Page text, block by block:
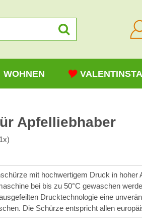
WOHNEN
Apfelliebhaber
x)
mit hochwertigem Druck in hoher
bei bis zu 50°C gewaschen
Drucktechnologie eine
Die Schürze entspricht allen